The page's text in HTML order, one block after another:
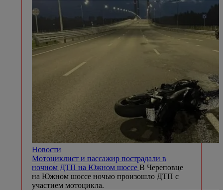
Новости
Мотоциклист и пассажир пострадали в
ночном ДТП на Южном шоссе В Череповце
на Южном шоссе ночью произошло ДТП с
участием мотоцикла.